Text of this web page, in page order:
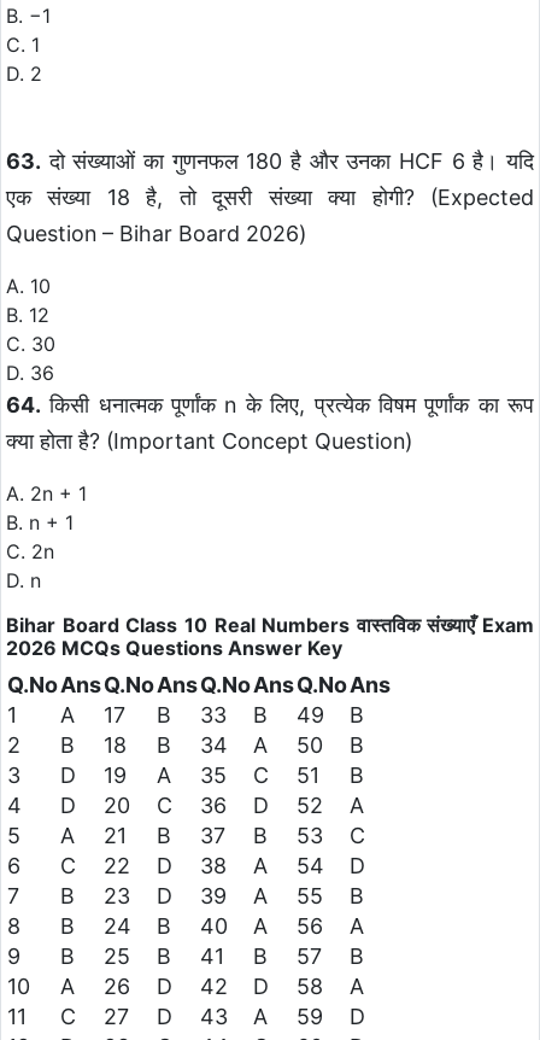
B. −1
C. 1
D. 2
63. दो संख्याओं का गुणनफल 180 है और उनका HCF 6 है। यदि
एक संख्या 18 है, तो दूसरी संख्या क्या होगी? (Expected
Question – Bihar Board 2026)
A. 10
B. 12
C. 30
D. 36
64. किसी धनात्मक पूर्णांक n के लिए, प्रत्येक विषम पूर्णांक का रूप
क्या होता है? (Important Concept Question)
A. 2n + 1
B. n + 1
C. 2n
D. n
Bihar Board Class 10 Real Numbers वास्तविक संख्याएँ Exam
2026 MCQs Questions Answer Key
Q.NoAnsQ.NoAnsQ.NoAnsQ.NoAns
1
A 17 B 33 B 49
B
2
B 18 B 34 A 50
B
3
D 19 A 35 C 51
B
4
D 20 C 36 D 52
A
5
A 21 B 37 B 53
C
6
C 22 D 38 A 54
D
7
B 23 D 39 A 55
B
8
B 24 B 40 A 56
A
9
B 25 B 41 B 57
B
10
A 26 D 42 D 58
A
11
C 27 D 43 A 59
D